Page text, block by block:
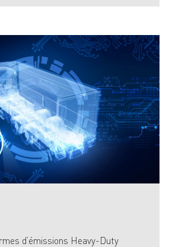
d’émissions Heavy-Duty